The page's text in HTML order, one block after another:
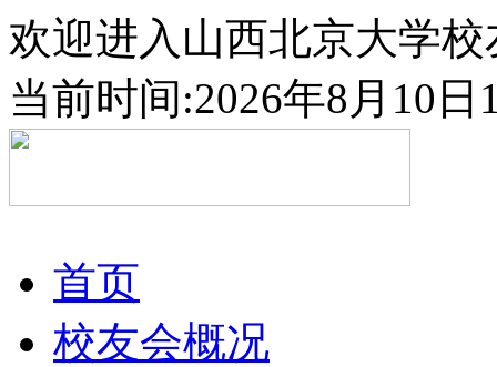
欢迎进入山西北京大学
当前时间:2026年8月10日
首页
校友会概况